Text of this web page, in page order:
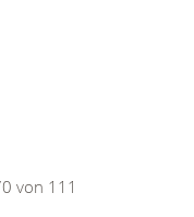
von 111